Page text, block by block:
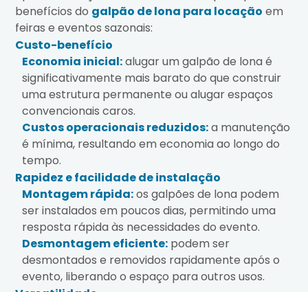
benefícios do galpão de lona para locação em
feiras e eventos sazonais:
Custo-benefício
Economia inicial:alugar um galpão de lona é
significativamente mais barato do que construir
uma estrutura permanente ou alugar espaços
convencionais caros.
Custos operacionais reduzidos:a manutenção
é mínima, resultando em economia ao longo do
tempo.
Rapidez e facilidade de instalação
Montagem rápida:os galpões de lona podem
ser instalados em poucos dias, permitindo uma
resposta rápida às necessidades do evento.
Desmontagem eficiente: podem ser
desmontados e removidos rapidamente após o
evento, liberando o espaço para outros usos.